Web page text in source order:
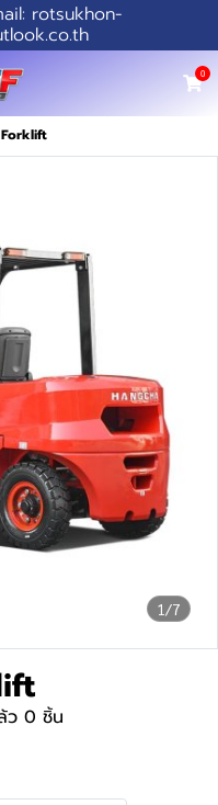
rotsukhon-
0
Forklift
1/7
ว 0 ชิ้น